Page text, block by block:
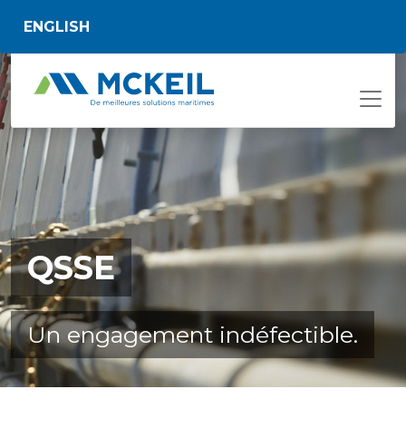
ENGLISH
QSSE
Un engagement indéfectible.